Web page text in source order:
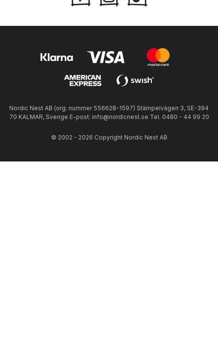
Nordic Nest AB (org. nummer 556628-1597) Stämpelvägen 3, SE-394
70 KALMAR, Sverige E-post: info@nordicnest.se Tel. 0480 - 44 99 20
© 2002 - 2026 Copyright Nordic Nest AB